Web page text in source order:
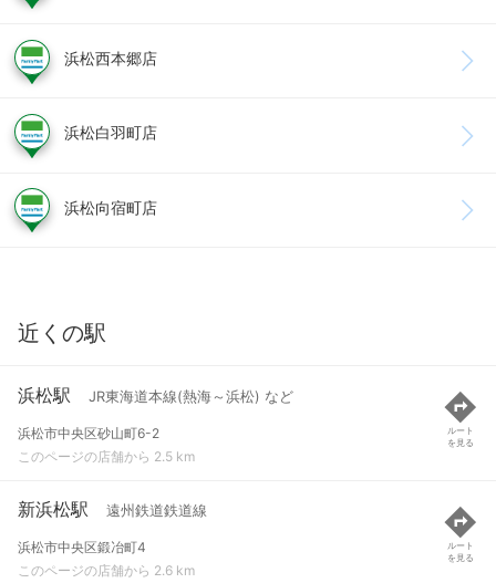
浜松西本郷店
浜松白羽町店
浜松向宿町店
近くの駅
浜松駅 JR東海道本線(熱海～浜松) など
浜松市中央区砂山町6-2
このページの店舗から 2.5 km
ルート
を見る
新浜松駅 遠州鉄道鉄道線
浜松市中央区鍛冶町4
このページの店舗から 2.6 km
ルート
を見る